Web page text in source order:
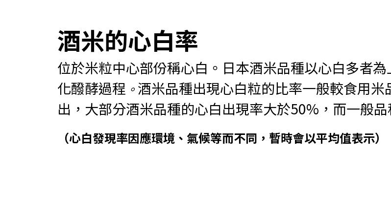
酒米的心白率
位於米粒中心部份稱心白。日本酒米品種以心白多者
化醱酵過程 。 酒米品種出現心白粒的比率一般較食用
出，大部分酒米品種的心白出現率大於50%，而一般
（心白發現率因應環境、氣候等而不同，暫時會以平均值表示）